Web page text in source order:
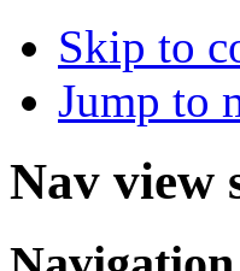
Skip to
Jump to
Nav view